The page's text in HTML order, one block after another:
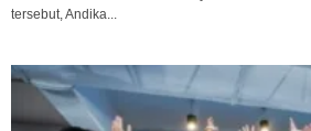
tersebut, Andika...